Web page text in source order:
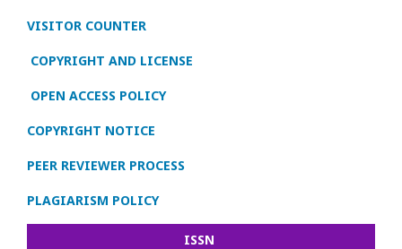
VISITOR COUNTER
COPYRIGHT AND LICENSE
OPEN ACCESS POLICY
COPYRIGHT NOTICE
PEER REVIEWER PROCESS
PLAGIARISM POLICY
ISSN